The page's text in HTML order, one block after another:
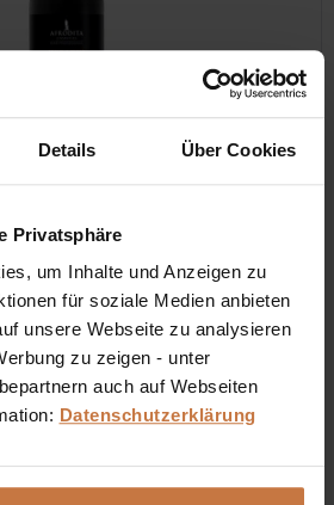
Details Über Cookies
Privatsphäre
um Inhalte und Anzeigen zu
für soziale Medien anbieten
unsere Webseite zu analysieren
zu zeigen - unter
auch auf Webseiten
Datenschutzerklärung
Formel kräftigt das
Einflüssen und erleichtert das
& blondiertes & strapaziertes Haar-